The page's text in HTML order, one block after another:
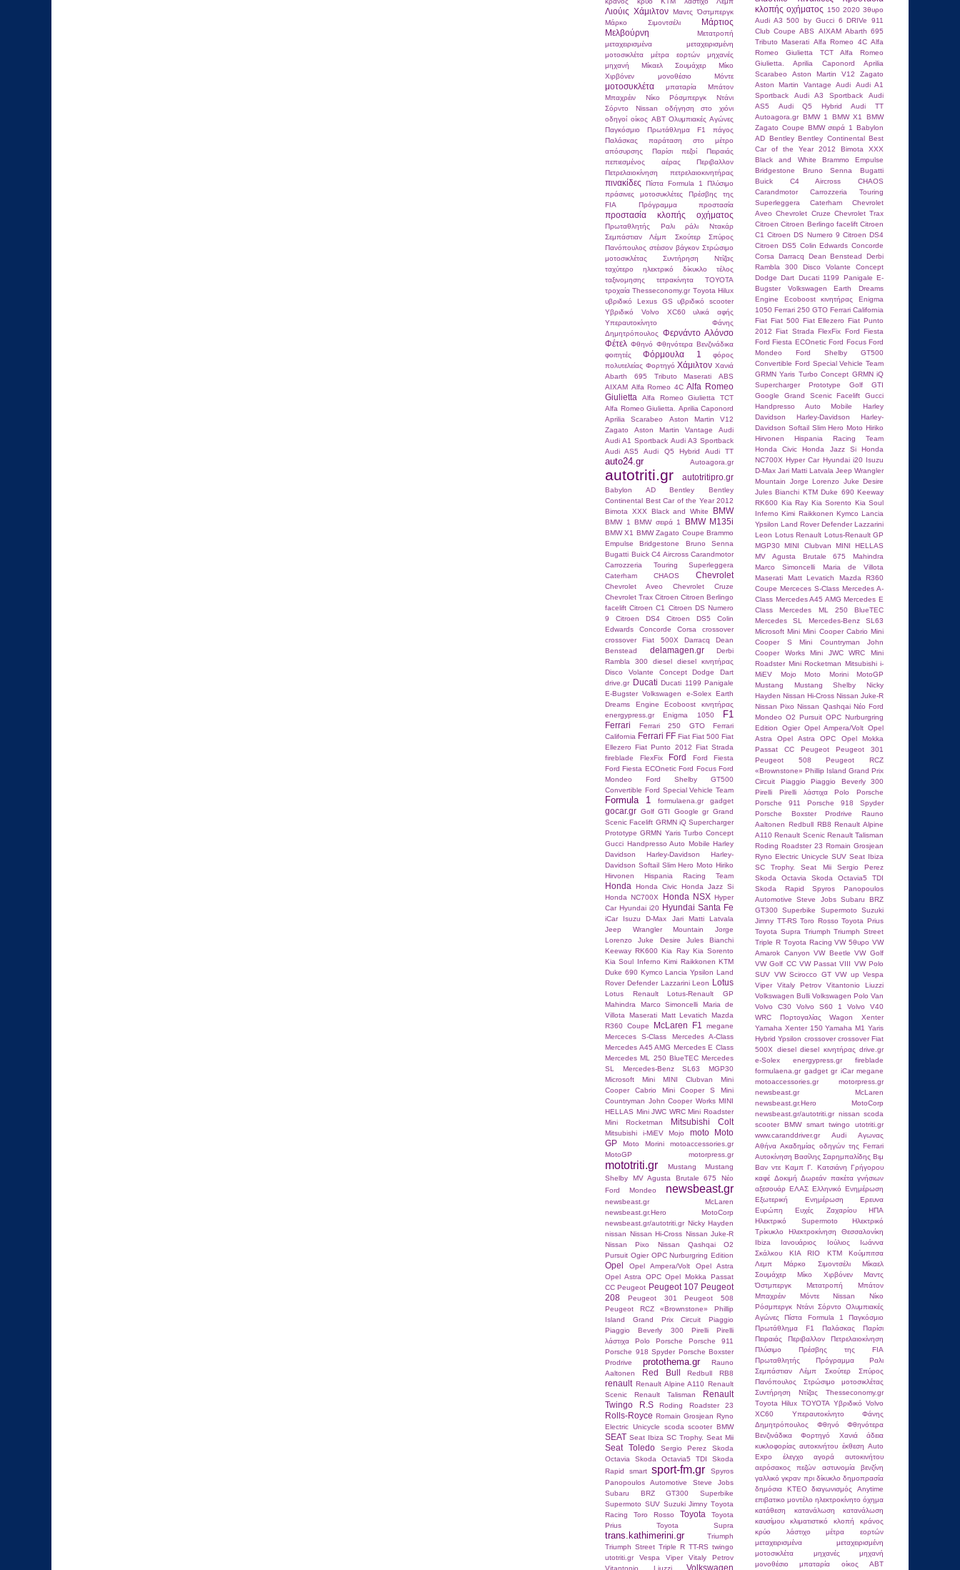
Λιούις Χάμιλτον Μαντς Όστμπεργκ
Μάρκο Σιμοντσέλι
Μάρτιος
Μελβούρνη
Μετατροπή
μεταχειρισμένα
μεταχειρισμένη
μοτοσικλέτα
μέτρα εορτών
μηχανές
μηχανή
Μίκαελ Σουμάχερ
Μίκο
Χιρβόνεν
μονοθέσιο Μόντε
μοτοσυκλέτα μπαταρία
Μπάτον
Μπαχρέιν
Νίκο Ρόσμπεργκ
Ντάνι
Σόρντο
Νissan
οδήγηση στο χιόνι
οδηγοί οίκος ABT Ολυμπιακές Αγώνες
Παγκόσμιο Πρωτάθλημα F1
πάγος
Παλάσκας
παράταση στο μέτρο
απόσυρσης
Παρίσι πεζοί
Πειραιάς
πεπιεσμένος αέρας
Περιβαλλον
Πετρελαιοκίνηση
πετρελαιοκινητήρας
πινακίδες Πίστα Formula 1
Πλύσιμο
πράσινες μοτοσυκλέτες
Πρέσβης της
FIA
Πρόγραμμα προστασία
προστασία κλοπής οχήματος
Πρωταθλητής Ραλι
ράλι Ντακάρ
Σεμπάστιαν Λέμπ
Σκούτερ
Σπύρος
Πανόπουλος στέισον βάγκον Στρώσιμο
μοτοσικλέτας
Συντήρηση Ντίζας
ταχύτερο ηλεκτρικό δίκυκλο
τέλος
ταξινομησης
τετρακίνητα
ΤΟΥΟΤΑ
τροχαία Τhesseconomy.gr Τoyota Hilux
υβριδικό Lexus GS
υβριδικό scooter
Υβριδικό Volvo XC60
υλικά αφής
Υπεραυτοκίνητο
Φάνης
Δημητρόπουλος Φερνάντο Αλόνσο
Φέτελ Φθηνό Φθηνότερα Βενζινάδικα
φοιτητές
Φόρμουλα 1
φόρος
πολυτελείας Φορτηγό Χάμιλτον Χανιά
Abarth 695 Tributo Maserati
ABS
AIXAM Alfa Romeo 4C Alfa Romeo
Giulietta
Alfa Romeo Giulietta TCT
Alfa Romeo Giulietta.
Aprilia Caponord
Aprilia Scarabeo
Aston Martin V12
Zagato
Aston Martin Vantage
Audi
Audi A1 Sportback Audi A3 Sportback
Audi AS5
Audi Q5 Hybrid Audi TT
auto24.gr Autoagora.gr
autotriti.gr autotritipro.gr
Babylon AD Bentley
Bentley
Continental Best Car of the Year 2012
Bimota XXX
Black and White BMW
BMW 1 BMW σειρά 1 BMW M135i
BMW X1 BMW Zagato Coupe Brammo
Empulse
Bridgestone
Bruno Senna
Bugatti Buick C4 Aircross Carandmotor
Carrozzeria Touring Superleggera
Caterham
CHAOS Chevrolet
Chevrolet Aveo
Chevrolet Cruze
Chevrolet Trax Citroen Citroen Berlingo
facelift Citroen C1
Citroen DS Numero
9
Citroen DS4 Citroen DS5
Colin
Edwards
Concorde Corsa
crossover
crossover Fiat 500X
Darracq
Dean
Benstead
delamagen.gr
Derbi
Rambla 300
diesel
diesel κινητήρας
Disco Volante Concept
Dodge Dart
drive.gr
Ducati Ducati 1199 Panigale
E-Bugster Volkswagen
e-Solex Earth
Dreams Engine
Ecoboost κινητήρας
energypress.gr
Enigma 1050 F1
Ferrari Ferrari 250 GTO
Ferrari
California Ferrari FF Fiat Fiat 500 Fiat
Ellezero Fiat Punto 2012 Fiat Strada
fireblade
FlexFix Ford
Ford Fiesta
Ford Fiesta ECOnetic Ford Focus Ford
Mondeo
Ford Shelby GT500
Convertible Ford Special Vehicle Team
Formula 1 formulaena.gr gadget
gocar.gr Golf GTI Google gr Grand
Scenic Facelift GRMN iQ Supercharger
Prototype GRMN Yaris Turbo Concept
Gucci Handpresso Auto Mobile Harley
Davidson
Harley-Davidson
Harley-
Davidson Softail Slim Hero Moto Hiriko
Hirvonen
Hispania Racing Team
Honda Honda Civic Honda Jazz Si
Honda NC700X
Honda NSX Hyper
Car Hyundai i20 Hyundai Santa Fe
iCar Isuzu D-Max
Jari Matti Latvala
Jeep Wrangler Mountain
Jorge
Lorenzo
Juke Desire
Jules Bianchi
Keeway RK600 Kia Ray Kia Sorento
Kia Soul Inferno Kimi Raikkοnen KTM
Duke 690 Kymco Lancia Ypsilon Land
Rover Defender Lazzarini Leon Lotus
Lotus Renault
Lotus-Renault GP
Mahindra
Marco Simoncelli
Maria de
Villota
Maserati Matt Levatich
Mazda
R360 Coupe
McLaren F1
megane
Merceces S-Class
Mercedes A-Class
Mercedes A45 AMG Mercedes E Class
Mercedes ML 250 BlueTEC Mercedes
SL
Mercedes-Benz SL63
MGP30
Microsoft
Mini MINI Clubvan
Mini
Cooper Cabrio
Mini Cooper S
Mini
Countryman John Cooper Works MINI
HELLAS Mini JWC WRC Mini Roadster
Mini Rocketman
Mitsubishi Colt
Mitsubishi i-MiEV Mojo moto
Moto
GP
Moto Morini
motoaccessories.gr
MotoGP
motorpress.gr
mototriti.gr Mustang
Mustang
Shelby
MV Agusta Brutale 675
Nέο
Ford Mondeo
newsbeast.gr
newsbeast.gr McLaren
newsbeast.gr.Hero MotoCorp
newsbeast.gr/autotriti.gr Nicky Hayden
nissan Nissan Hi-Cross Nissan Juke-R
Nissan Pixo
Nissan Qashqai
O2
Pursuit Ogier OPC Nurburgring Edition
Opel Opel Ampera/Volt
Opel Astra
Opel Astra OPC Opel Mokka
Passat
CC Peugeot Peugeot 107 Peugeot
208
Peugeot 301
Peugeot 508
Peugeot RCZ «Brownstone»
Phillip
Island Grand Prix Circuit
Piaggio
Piaggio Beverly 300
Pirelli
Pirelli
λάστιχα
Polo Porsche
Porsche 911
Porsche 918 Spyder Porsche Boxster
Prodrive
protothema.gr
Rauno
Aaltonen
Red Bull Redbull RB8
renault Renault Alpine A110 Renault
Scenic
Renault Talisman
Renault
Twingo R.S
Roding Roadster 23
Rolls-Royce Romain Grosjean Ryno
Electric Unicycle
scoda scooter BMW
SEAT Seat Ibiza SC Trophy. Seat Mii
Seat Toledo Sergio Perez
Skoda
Octavia
Skoda Octavia5 TDI
Skoda
Rapid
smart sport-fm.gr
Spyros
Panopoulos Autοmotive
Steve Jobs
Subaru BRZ GT300
Superbike
Supermoto SUV Suzuki Jimny Tοyota
Racing
Toro Rosso Toyota
Toyota
Prius
Toyota Supra
trans.kathimerini.gr
Triumph
Triumph Street Triple R TT-RS twingo
utotriti.gr
Vespa Viper
Vitaly Petrov
Vitantonio Liuzzi
Volkswagen
κλοπής οχήματος
150 2020 3θυρο
Audi A3 500 by Gucci 6 DRIVe
911
Club Coupe ABS AIXAM Abarth 695
Tributo Maserati Alfa Romeo 4C Alfa
Romeo Giulietta TCT
Alfa Romeo
Giulietta.
Aprilia Caponord
Aprilia
Scarabeo
Aston Martin V12 Zagato
Aston Martin Vantage
Audi
Audi A1
Sportback
Audi A3 Sportback
Audi
AS5
Audi Q5 Hybrid
Audi TT
Autoagora.gr BMW 1 BMW X1
BMW
Zagato Coupe BMW σειρά 1
Babylon
AD Bentley Bentley Continental Best
Car of the Year 2012
Bimota XXX
Black and White
Brammo Empulse
Bridgestone
Bruno Senna
Bugatti
Buick
C4 Aircross
CHAOS
Carandmotor
Carrozzeria Touring
Superleggera
Caterham
Chevrolet
Aveo Chevrolet Cruze Chevrolet Trax
Citroen Citroen Berlingo facelift Citroen
C1 Citroen DS Numero 9 Citroen DS4
Citroen DS5 Colin Edwards Concorde
Corsa
Darracq Dean Benstead
Derbi
Rambla 300
Disco Volante Concept
Dodge Dart Ducati 1199 Panigale E-
Bugster Volkswagen
Earth Dreams
Engine
Ecoboost κινητήρας
Enigma
1050 Ferrari 250 GTO Ferrari California
Fiat Fiat 500 Fiat Ellezero Fiat Punto
2012 Fiat Strada FlexFix Ford Fiesta
Ford Fiesta ECOnetic Ford Focus Ford
Mondeo
Ford Shelby GT500
Convertible Ford Special Vehicle Team
GRMN Yaris Turbo Concept GRMN iQ
Supercharger Prototype
Golf GTI
Google
Grand Scenic Facelift
Gucci
Handpresso Auto Mobile
Harley
Davidson
Harley-Davidson
Harley-
Davidson Softail Slim Hero Moto Hiriko
Hirvonen
Hispania Racing Team
Honda Civic
Honda Jazz Si
Honda
NC700X Hyper Car Hyundai i20 Isuzu
D-Max Jari Matti Latvala Jeep Wrangler
Mountain
Jorge Lorenzo
Juke Desire
Jules Bianchi KTM Duke 690 Keeway
RK600 Kia Ray Kia Sorento Kia Soul
Inferno Kimi Raikkοnen Kymco Lancia
Ypsilon Land Rover Defender Lazzarini
Leon Lotus Renault Lotus-Renault GP
MGP30 MINI Clubvan
MINI HELLAS
MV Agusta Brutale 675
Mahindra
Marco Simoncelli
Maria de Villota
Maserati
Matt Levatich
Mazda R360
Coupe Merceces S-Class Mercedes A-
Class Mercedes A45 AMG Mercedes E
Class
Mercedes ML 250 BlueTEC
Mercedes SL
Mercedes-Benz SL63
Microsoft Mini Mini Cooper Cabrio Mini
Cooper S
Mini Countryman John
Cooper Works
Mini JWC WRC
Mini
Roadster Mini Rocketman Mitsubishi i-
MiEV
Mojo Moto Morini
MotoGP
Mustang
Mustang Shelby
Nicky
Hayden Nissan Hi-Cross Nissan Juke-R
Nissan Pixo Nissan Qashqai Nέο Ford
Mondeo O2 Pursuit OPC Nurburgring
Edition
Ogier Opel Ampera/Volt Opel
Astra
Opel Astra OPC
Opel Mokka
Passat CC
Peugeot
Peugeot 301
Peugeot 508
Peugeot RCZ
«Brownstone» Phillip Island Grand Prix
Circuit
Piaggio
Piaggio Beverly 300
Pirelli
Pirelli λάστιχα Polo
Porsche
Porsche 911
Porsche 918 Spyder
Porsche Boxster
Prodrive
Rauno
Aaltonen Redbull RB8 Renault Alpine
A110 Renault Scenic Renault Talisman
Roding Roadster 23 Romain Grosjean
Ryno Electric Unicycle SUV Seat Ibiza
SC Trophy.
Seat Mii
Sergio Perez
Skoda Octavia
Skoda Octavia5 TDI
Skoda Rapid
Spyros Panopoulos
Autοmotive
Steve Jobs Subaru BRZ
GT300 Superbike Supermoto
Suzuki
Jimny TT-RS Toro Rosso Toyota Prius
Toyota Supra Triumph Triumph Street
Triple R Tοyota Racing VW 5θυρο VW
Amarok Canyon VW Beetle VW Golf
VW Golf CC VW Passat VIII VW Polo
SUV VW Scirocco GT VW up Vespa
Viper
Vitaly Petrov
Vitantonio Liuzzi
Volkswagen Bulli Volkswagen Polo Van
Volvo C30
Volvo S60 1
Volvo V40
WRC Πορτογαλίας
Wagon
Xenter
Yamaha Xenter 150 Yamaha Μ1 Yaris
Hybrid Ypsilon crossover crossover Fiat
500X
diesel diesel κινητήρας drive.gr
e-Solex
energypress.gr
fireblade
formulaena.gr gadget gr iCar megane
motoaccessories.gr
motorpress.gr
newsbeast.gr McLaren
newsbeast.gr.Hero MotoCorp
newsbeast.gr/autotriti.gr nissan scoda
scooter BMW
smart twingo
utotriti.gr
www.caranddriver.gr
Αudi
Αγωνας
Αθήνα Ακαδημίας οδηγών της Ferrari
Αυτοκίνηση Βασίλης Σαρημπαλίδης Βιμ
Βαν ντε Καμπ Γ. Κατσιάνη Γρήγορου
καφέ Δοκιμή Δωρεάν πακέτα γνήσιων
αξεσουάρ ΕΛΑΣ Ελληνικό Ενημέρωση
Εξωτερική Ενημέρωση
Ερευνα
Ευρώπη
Ευχές Ζαχαρίου
ΗΠΑ
Ηλεκτρικό Supermoto
Ηλεκτρικό
Τρίκυκλο
Ηλεκτροκίνηση
Θεσσαλονίκη
Ιbiza
Ιανουάριος Ιούλιος
Ιωάννα
Σκάλκου
ΚΙΑ RIO ΚΤΜ
Κούμπιτσα
Λεμπ
Μάρκο Σιμοντσέλι
Μίκαελ
Σουμάχερ
Μίκο Χιρβόνεν
Μαντς
Όστμπεργκ
Μετατροπή
Μπάτον
Μπαχρέιν
Μόντε Νissan
Νίκο
Ρόσμπεργκ Ντάνι Σόρντο
Ολυμπιακές
Αγώνες
Πίστα Formula 1
Παγκόσμιο
Πρωτάθλημα F1
Παλάσκας
Παρίσι
Πειραιάς
Περιβαλλον
Πετρελαιοκίνηση
Πλύσιμο
Πρέσβης της FIA
Πρωταθλητής
Πρόγραμμα
Ραλι
Σεμπάστιαν Λέμπ
Σκούτερ
Σπύρος
Πανόπουλος
Στρώσιμο μοτοσικλέτας
Συντήρηση Ντίζας
Τhesseconomy.gr
Τoyota Hilux ΤΟΥΟΤΑ Υβριδικό Volvo
XC60
Υπεραυτοκίνητο
Φάνης
Δημητρόπουλος
Φθηνό
Φθηνότερα
Βενζινάδικα
Φορτηγό Χανιά
άδεια
κυκλοφορίας αυτοκινήτου έκθεση Auto
Expo
έλεγχο
αγορά αυτοκινήτου
αερόσακος πεζών
αστυνομία
βενζίνη
γαλλικό γκραν πρι δίκυκλο δημοπρασία
δημόσια ΚΤΕΟ
διαγωνισμός Anytime
επιβατικο μοντέλο ηλεκτροκίνητο όχημα
κατάθεση
κατανάλωση
κατανάλωση
καυσίμου
κλιματιστικό κλοπή
κράνος
κρύο
λάστιχο
μέτρα εορτών
μεταχειρισμένα
μεταχειρισμένη
μοτοσικλέτα
μηχανές
μηχανή
μονοθέσιο
μπαταρία οίκος ABT